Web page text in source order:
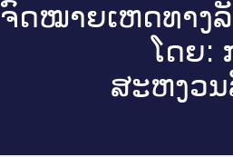
ຈົດ​ໝາຍ​ເຫດ​ທາງ​
ໂດຍ:
ສະ​ຫງວນ​